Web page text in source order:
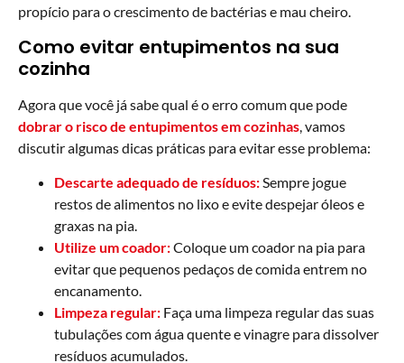
propício para o crescimento de bactérias e mau cheiro.
Como evitar entupimentos na sua
cozinha
Agora que você já sabe qual é o erro comum que pode
dobrar o risco de entupimentos em cozinhas , vamos
discutir algumas dicas práticas para evitar esse problema:
Descarte adequado de resíduos:Sempre jogue
restos de alimentos no lixo e evite despejar óleos e
graxas na pia.
Utilize um coador:Coloque um coador na pia para
evitar que pequenos pedaços de comida entrem no
encanamento.
Limpeza regular: Faça uma limpeza regular das suas
tubulações com água quente e vinagre para dissolver
resíduos acumulados.